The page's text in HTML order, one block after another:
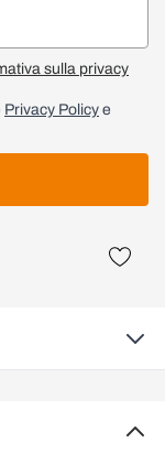
sulla privacy
Privacy Policy e